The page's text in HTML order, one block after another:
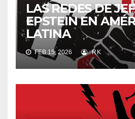
LAS REDES DE
EPSTEIN EN
LATINA
FEB 15, 2026 RK